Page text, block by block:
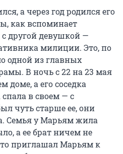
а через год родился его
как вспоминает
другой девушкой —
милиции. Это, по
одной из главных
В ночь с 22 на 23 мая
доме, а его соседка
в своем — с
чуть старше ее, они
Семья у Марьям жила
а ее брат ничем не
приглашал Марьям к